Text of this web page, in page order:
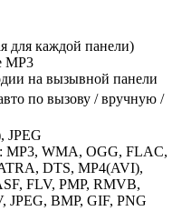
для каждой панели)
MP3
на вызывной панели
по вызову / вручную /
JPEG
MP3, WMA, OGG, FLAC,
DTS, MP4(AVI),
FLV, PMP, RMVB,
JPEG, BMP, GIF, PNG